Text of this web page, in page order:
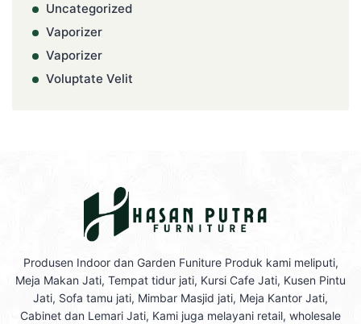
Uncategorized
Vaporizer
Vaporizer
Voluptate Velit
Produsen Indoor dan Garden Funiture Produk kami meliputi,
Meja Makan Jati, Tempat tidur jati, Kursi Cafe Jati, Kusen Pintu
Jati, Sofa tamu jati, Mimbar Masjid jati, Meja Kantor Jati,
Cabinet dan Lemari Jati, Kami juga melayani retail, wholesale